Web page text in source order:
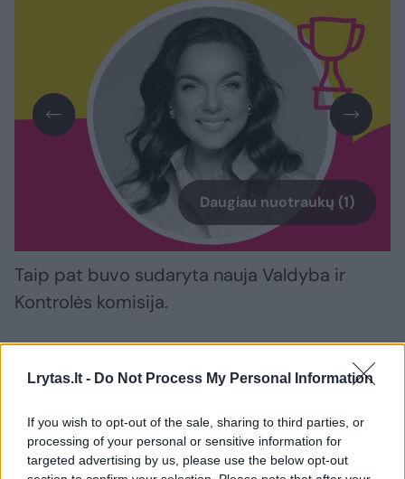
Lrytas.lt - Do Not Process My Personal Information
If you wish to opt-out of the sale, sharing to third parties, or
processing of your personal or sensitive information for
targeted advertising by us, please use the below opt-out
Daugiau nuotraukų (1)
Taip pat buvo sudaryta nauja Valdyba ir
Kontrolės komisija.
„Sveikiname naujai išrinktą Laisvės partijos
Vilniaus skyriaus pirmininkę Erika Kuročkina!
Šiandien vykusio skyriaus Visuotinio
susirinkimo metu buvo išrinkta nauja
pirmininkė, jos pavaduotojai – Laura Bliujienė